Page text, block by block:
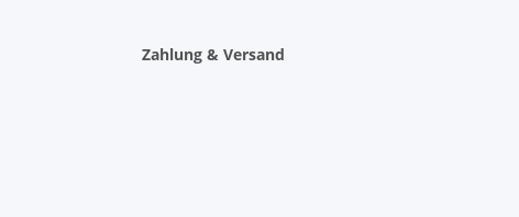
Zahlung & Versand